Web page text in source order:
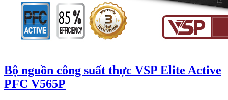
Bộ nguồn công suất thực VSP Elite Active
PFC V565P